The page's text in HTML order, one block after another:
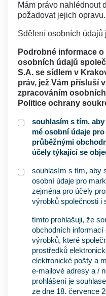
Mám právo nahlédnout
požadovat jejich opravu.
Sdělení osobních údajů
Podrobné informace
osobních údajů
S.A. se sídlem v
práv, jež Vám přísluší
zpracováním
Politice ochrany
souhlasím s tím,
mé osobní údaje
průběžnými
účely týkající se
souhlasím s tím, aby
osobní údaje pro
zejména pro účely
výrobků společnosti i
tímto prohlašuji, že
obchodních
výrobků, které
prostředků
elektronické pošty a
e-mailové adresy a /
prohlášení je
ze dne 18. července